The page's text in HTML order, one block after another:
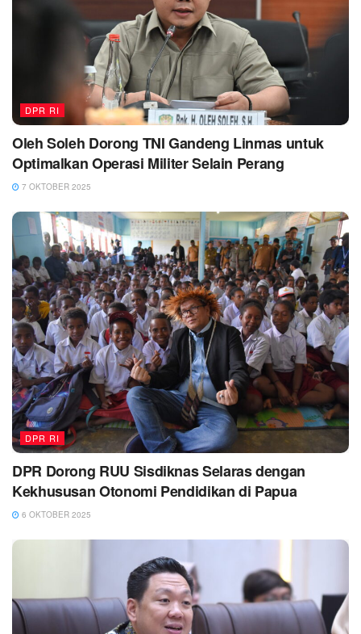
DPR RI
Oleh Soleh Dorong TNI Gandeng Linmas untuk
Optimalkan Operasi Militer Selain Perang
7 OKTOBER 2025
DPR RI
DPR Dorong RUU Sisdiknas Selaras dengan
Kekhususan Otonomi Pendidikan di Papua
6 OKTOBER 2025